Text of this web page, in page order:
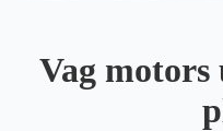
Vag motors